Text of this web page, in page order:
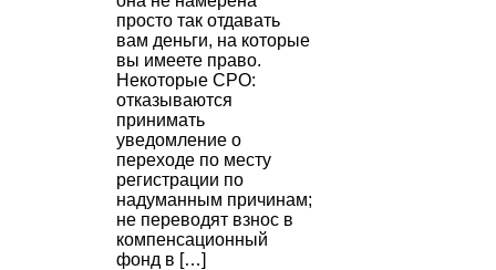
просто так отдавать
вам деньги, на которые
вы имеете право.
Некоторые СРО:
отказываются
принимать
уведомление о
переходе по месту
регистрации по
надуманным причинам;
не переводят взнос в
компенсационный
фонд в […]